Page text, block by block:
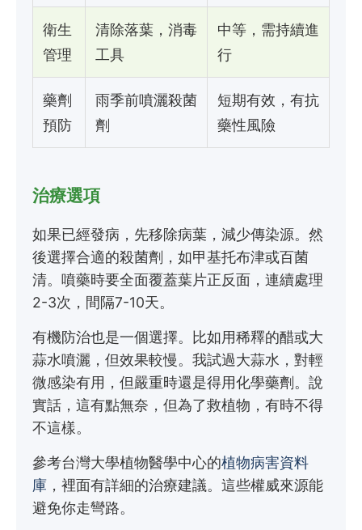
衛生
管理
清除落葉，消毒
工具
中等，需持續進
行
藥劑
預防
雨季前噴灑殺菌
劑
短期有效，有抗
藥性風險
治療選項
如果已經發病，先移除病葉，減少傳染源。然
後選擇合適的殺菌劑，如甲基托布津或百菌
清。噴藥時要全面覆蓋葉片正反面，連續處理
2-3次，間隔7-10天。
有機防治也是一個選擇。比如用稀釋的醋或大
蒜水噴灑，但效果較慢。我試過大蒜水，對輕
微感染有用，但嚴重時還是得用化學藥劑。說
實話，這有點無奈，但為了救植物，有時不得
不這樣。
參考台灣大學植物醫學中心的植物病害資料
庫 ，裡面有詳細的治療建議。這些權威來源能
避免你走彎路。